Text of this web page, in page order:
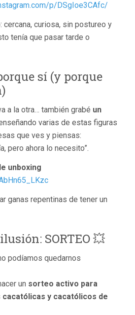
p/DSgIoe3CAfc/
cercana, curiosa, sin postureo y
tenía que pasar tarde o
sí (y porque
a la otra… también grabé un
varias de estas figuras
que ves y piensas:
pero ahora lo necesito”.
unboxing
ganas repentinas de tener un
SORTEO 💥
podíamos quedarnos
un sorteo activo para
y cacatólicos de